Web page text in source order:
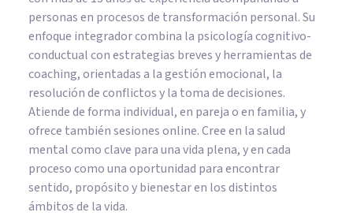
personas en procesos de transformación personal. Su
enfoque integrador combina la psicología cognitivo-
conductual con estrategias breves y herramientas de
coaching, orientadas a la gestión emocional, la
resolución de conflictos y la toma de decisiones.
Atiende de forma individual, en pareja o en familia, y
ofrece también sesiones online. Cree en la salud
mental como clave para una vida plena, y en cada
proceso como una oportunidad para encontrar
sentido, propósito y bienestar en los distintos
ámbitos de la vida.